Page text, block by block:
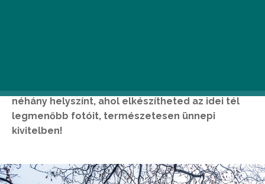
néhány helyszínt, ahol elkészítheted az idei tél
legmenőbb fotóit, természetesen ünnepi
kivitelben!